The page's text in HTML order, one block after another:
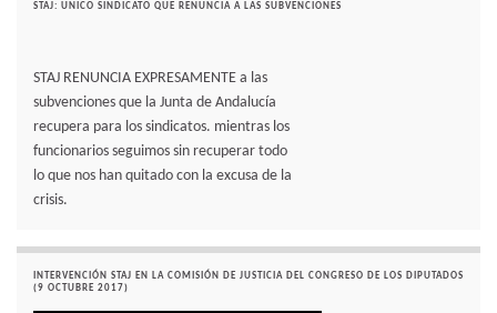
STAJ: UNICO SINDICATO QUE RENUNCIA A LAS SUBVENCIONES
STAJ RENUNCIA EXPRESAMENTE a las
subvenciones que la Junta de Andalucía
recupera para los sindicatos. mientras los
funcionarios seguimos sin recuperar todo
lo que nos han quitado con la excusa de la
crisis.
INTERVENCIÓN STAJ EN LA COMISIÓN DE JUSTICIA DEL CONGRESO DE LOS DIPUTADOS
(9 OCTUBRE 2017)